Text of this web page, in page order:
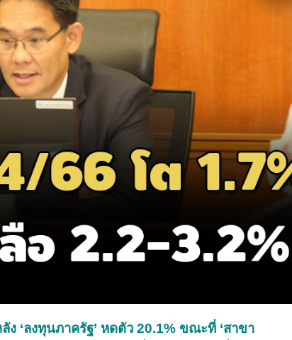
ง ‘ลงทุนภาครัฐ’ หดตัว 20.1% ขณะที่ ‘สาขา